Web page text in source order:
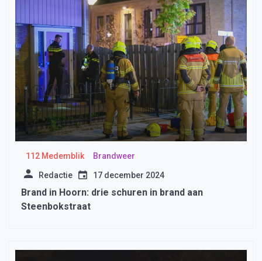
112 Medemblik Brandweer
Redactie 17 december 2024
Brand in Hoorn: drie schuren in brand aan
Steenbokstraat